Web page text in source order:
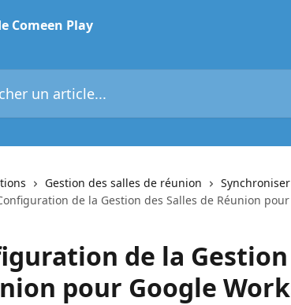
Gestion des salles de réunion
de la Gestion des Salles de Réunion pour
de la Gestion
pour Google